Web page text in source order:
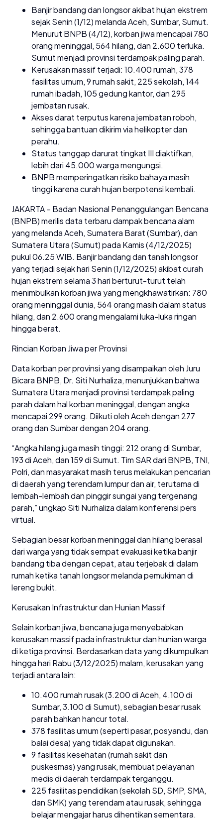
Banjir bandang dan longsor akibat hujan ekstrem
sejak Senin (1/12) melanda Aceh, Sumbar, Sumut.
Menurut BNPB (4/12), korban jiwa mencapai 780
orang meninggal, 564 hilang, dan 2.600 terluka.
Sumut menjadi provinsi terdampak paling parah.
Kerusakan massif terjadi: 10.400 rumah, 378
fasilitas umum, 9 rumah sakit, 225 sekolah, 144
rumah ibadah, 105 gedung kantor, dan 295
jembatan rusak.
Akses darat terputus karena jembatan roboh,
sehingga bantuan dikirim via helikopter dan
perahu.
Status tanggap darurat tingkat III diaktifkan,
lebih dari 45.000 warga mengungsi.
BNPB memperingatkan risiko bahaya masih
tinggi karena curah hujan berpotensi kembali.
JAKARTA – Badan Nasional Penanggulangan Bencana
(BNPB) merilis data terbaru dampak bencana alam
yang melanda Aceh, Sumatera Barat (Sumbar), dan
Sumatera Utara (Sumut) pada Kamis (4/12/2025)
pukul 06.25 WIB. Banjir bandang dan tanah longsor
yang terjadi sejak hari Senin (1/12/2025) akibat curah
hujan ekstrem selama 3 hari berturut-turut telah
menimbulkan korban jiwa yang mengkhawatirkan: 780
orang meninggal dunia, 564 orang masih dalam status
hilang, dan 2.600 orang mengalami luka-luka ringan
hingga berat.
Rincian Korban Jiwa per Provinsi
Data korban per provinsi yang disampaikan oleh Juru
Bicara BNPB, Dr. Siti Nurhaliza, menunjukkan bahwa
Sumatera Utara menjadi provinsi terdampak paling
parah dalam hal korban meninggal, dengan angka
mencapai 299 orang. Diikuti oleh Aceh dengan 277
orang dan Sumbar dengan 204 orang.
“Angka hilang juga masih tinggi: 212 orang di Sumbar,
193 di Aceh, dan 159 di Sumut. Tim SAR dari BNPB, TNI,
Polri, dan masyarakat masih terus melakukan pencarian
di daerah yang terendam lumpur dan air, terutama di
lembah-lembah dan pinggir sungai yang tergenang
parah,” ungkap Siti Nurhaliza dalam konferensi pers
virtual.
Sebagian besar korban meninggal dan hilang berasal
dari warga yang tidak sempat evakuasi ketika banjir
bandang tiba dengan cepat, atau terjebak di dalam
rumah ketika tanah longsor melanda pemukiman di
lereng bukit.
Kerusakan Infrastruktur dan Hunian Massif
Selain korban jiwa, bencana juga menyebabkan
kerusakan massif pada infrastruktur dan hunian warga
di ketiga provinsi. Berdasarkan data yang dikumpulkan
hingga hari Rabu (3/12/2025) malam, kerusakan yang
terjadi antara lain:
10.400 rumah rusak (3.200 di Aceh, 4.100 di
Sumbar, 3.100 di Sumut), sebagian besar rusak
parah bahkan hancur total.
378 fasilitas umum (seperti pasar, posyandu, dan
balai desa) yang tidak dapat digunakan.
9 fasilitas kesehatan (rumah sakit dan
puskesmas) yang rusak, membuat pelayanan
medis di daerah terdampak terganggu.
225 fasilitas pendidikan (sekolah SD, SMP, SMA,
dan SMK) yang terendam atau rusak, sehingga
belajar mengajar harus dihentikan sementara.